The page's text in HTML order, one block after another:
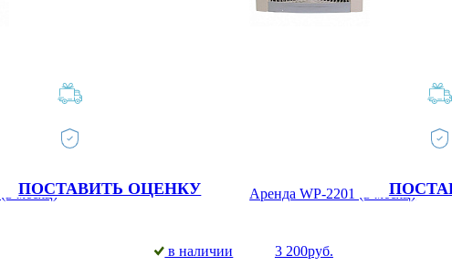
ПОСТАВИТЬ ОЦЕНКУ
месяц)
в наличии
Аренда WP-2201 (в месяц)
3 200руб.